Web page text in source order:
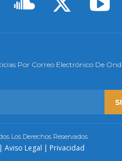
Por Correo Electrónico De
Los Derechos Reservados.
| Aviso Legal | Privacidad